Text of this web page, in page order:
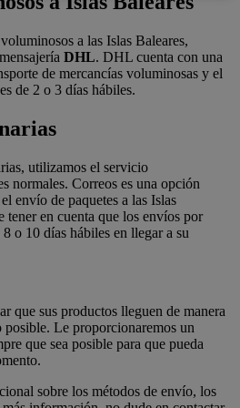
a las Islas Baleares,
DHL. DHL cuenta con una
de mercancías voluminosas y el
de 2 o 3 días hábiles.
utilizamos el servicio
normales. Correos es una opción
envío de paquetes a las Islas
tener en cuenta que los envíos por
o 10 días hábiles en llegar a su
que sus productos lleguen de manera
posible. Le proporcionaremos un
que sea posible para que pueda
sobre los métodos de envío, los